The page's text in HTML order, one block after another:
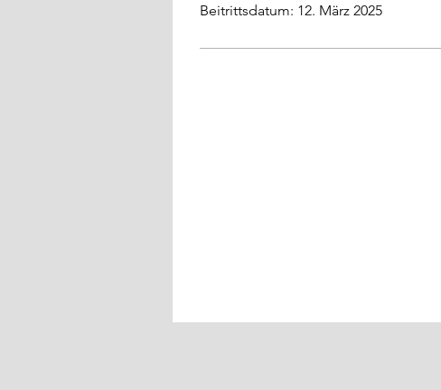
Beitrittsdatum: 12. März 2025